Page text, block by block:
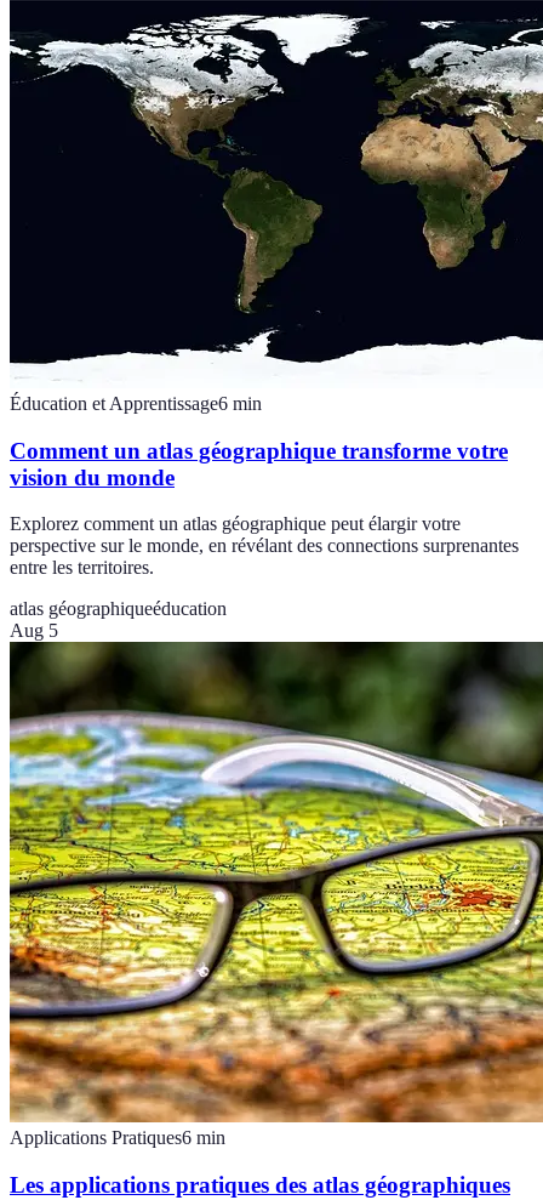
Éducation et Apprentissage6 min
Comment un atlas géographique transforme votre
vision du monde
Explorez comment un atlas géographique peut élargir votre
perspective sur le monde, en révélant des connections surprenantes
entre les territoires.
atlas géographiqueéducation
Aug 5
Applications Pratiques6 min
Les applications pratiques des atlas géographiques